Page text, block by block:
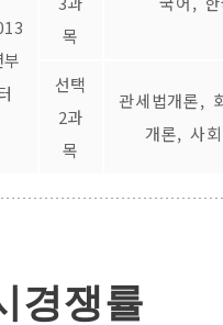
부
목
선택
2과
목
관세법개론,
개론, 사
경쟁률